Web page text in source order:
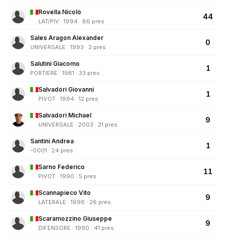
Rovella Nicolò
LAT/PIV · 1994 · 86 pres
44
Sales Aragon Alexander
UNIVERSALE · 1993 · 3 pres
0
Salutini Giacomo
PORTIERE · 1981 · 33 pres
1
Salvadori Giovanni
PIVOT · 1994 · 12 pres
1
Salvadori Michael
UNIVERSALE · 2003 · 21 pres
9
Santini Andrea
-0001 · 24 pres
1
Sarno Federico
PIVOT · 1990 · 5 pres
11
Scannapieco Vito
LATERALE · 1996 · 26 pres
9
Scaramozzino Giuseppe
DIFENSORE · 1990 · 41 pres
9